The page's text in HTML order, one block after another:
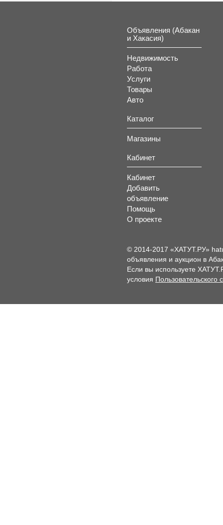
Объявления (Абакан
и Хакасия)
Недвижимость
Работа
Услуги
Товары
Авто
Каталог
Магазины
Кабинет
Кабинет
Добавить
объявление
Помощь
О проекте
© 2014-2017 «ХАТУТ.РУ»
объявления и аукцион в
Если вы используете
условия Пользовательского